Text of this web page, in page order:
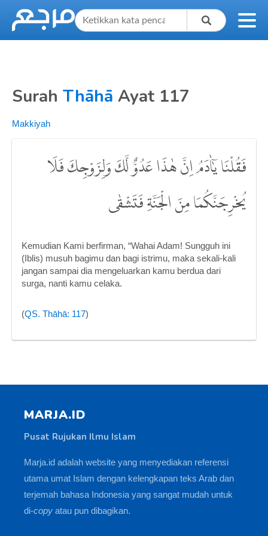
Surah Thāhā Ayat 117
Makkiyah
فَقُلْنَا يٰٓاٰدَمُ اِنَّ هٰذَا عَدُوٌّ لَّكَ وَلِزَوْجِكَ فَلَا
يُخْرِجَنَّكُمَا مِنَ الْجَنَّةِ فَتَشْقٰى
Kemudian Kami berfirman, “Wahai Adam! Sungguh ini
(Iblis) musuh bagimu dan bagi istrimu, maka sekali-kali
jangan sampai dia mengeluarkan kamu berdua dari
surga, nanti kamu celaka.
(QS. Thāhā: 117)
MARJA.ID
Pusat Rujukan Ilmu Islam
Marja.id adalah website yang menyediakan referensi
utama umat Islam dengan kelengkapan teks Arab dan
terjemah bahasa Indonesia yang sangat mudah untuk
di-copy atau pun dibagikan.